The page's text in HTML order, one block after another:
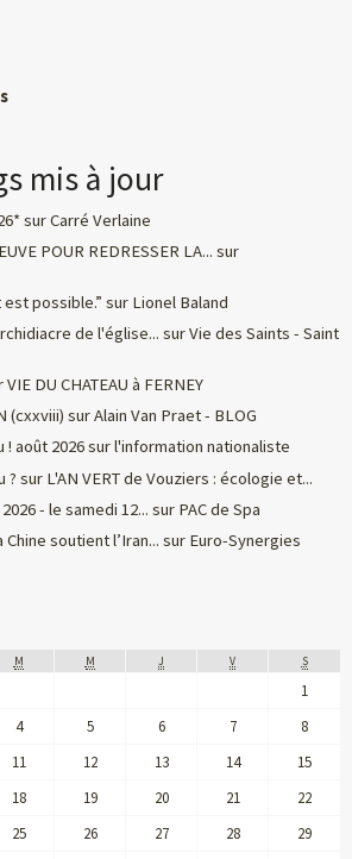
mis à jour
surCarré Verlaine
POUR REDRESSER LA... sur
possible.” sur Lionel Baland
de l'église... surVie des Saints - Saint
VIE DU CHATEAU à FERNEY
(cxxviii) surAlain Van Praet - BLOG
! août 2026surl'information nationaliste
? sur L'AN VERT de Vouziers : écologie et...
- le samedi 12... sur PAC de Spa
soutient l’Iran... sur Euro-Synergies
M M J V S
1
4 5 6 7
8
11 12 13 14
15
18 19 20 21
22
25 26 27 28
29